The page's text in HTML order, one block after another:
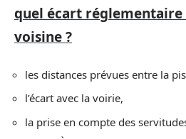
quel écart
voisine ?
les distances prévues entre la
l’écart avec la voirie,
la prise en compte des